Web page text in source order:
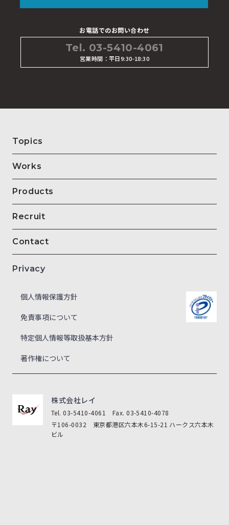
Tel. 03-5410-4061
営業時間：平日9:30-18:30
お電話でのお問い合わせ
株式会社レイ
Tel. 03-5410-4061 Fax. 03-5410-4078
〒106-0032 東京都港区六本木6-15-21 ハークス六本木
ビル
Topics
Works
Products
Recruit
Contact
Privacy
個人情報保護方針
免責事項について
特定個人情報等取扱基本方針
著作権について